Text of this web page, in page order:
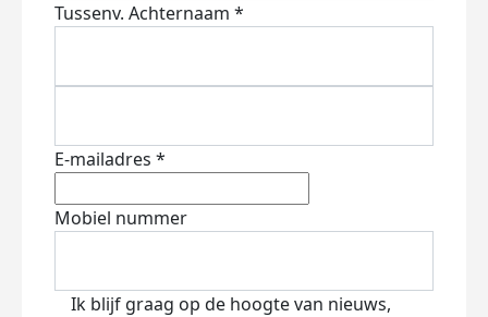
Tussenv. Achternaam *
E-mailadres *
Mobiel nummer
Ik blijf graag op de hoogte van nieuws,